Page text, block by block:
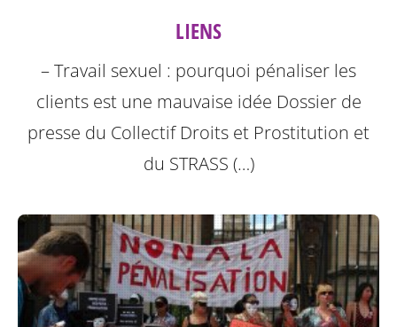
LIENS
– Travail sexuel : pourquoi pénaliser les
clients est une mauvaise idée Dossier de
presse du Collectif Droits et Prostitution et
du STRASS (…)